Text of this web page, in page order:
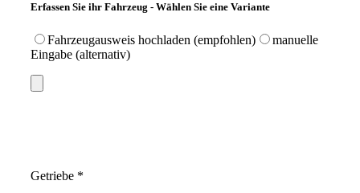
Erfassen Sie ihr Fahrzeug - Wählen Sie eine Variante
Fahrzeugausweis hochladen (empfohlen)
manuelle
Eingabe (alternativ)
Getriebe *